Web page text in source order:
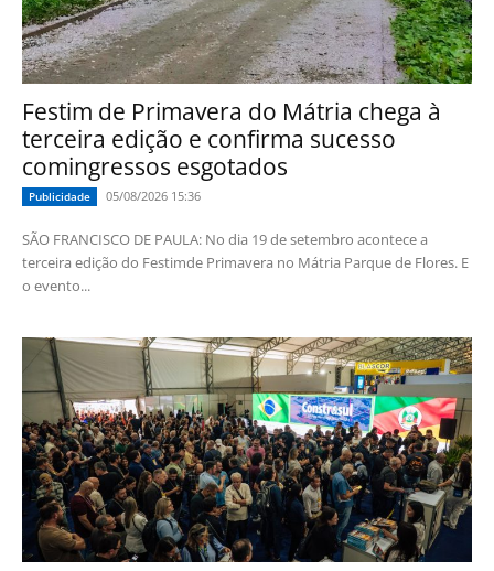
Festim de Primavera do Mátria chega à
terceira edição e confirma sucesso
comingressos esgotados
Publicidade 05/08/2026 15:36
SÃO FRANCISCO DE PAULA: No dia 19 de setembro acontece a
terceira edição do Festimde Primavera no Mátria Parque de Flores. E
o evento...